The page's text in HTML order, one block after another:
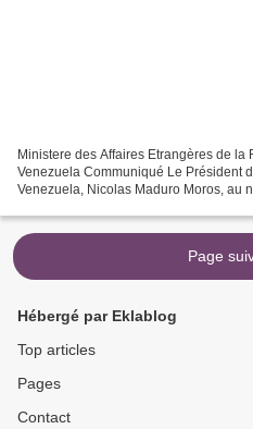
Ministere des Affaires Etrangères de
Venezuela Communiqué Le Président
Venezuela, Nicolas Maduro Moros, au
Page
Hébergé par Eklablog
Top articles
Pages
Contact